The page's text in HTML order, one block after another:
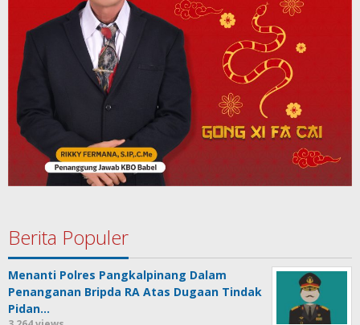
Berita Populer
Menanti Polres Pangkalpinang Dalam
Penanganan Bripda RA Atas Dugaan Tindak
Pidan…